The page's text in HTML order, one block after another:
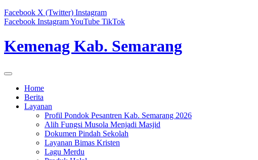
Facebook X (Twitter) Instagram
Facebook InstagramYouTube TikTok
Kemenag Kab. Semarang
Home
Berita
Layanan
Profil Pondok Pesantren Kab. Semarang 2026
Alih Fungsi Musola Menjadi Masjid
Dokumen Pindah Sekolah
Layanan Bimas Kristen
Lagu Merdu